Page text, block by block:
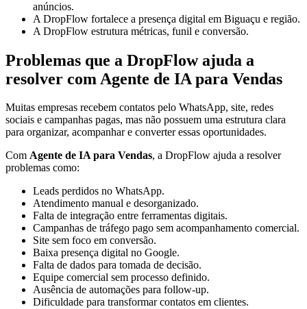
anúncios.
A DropFlow fortalece a presença digital em Biguaçu e região.
A DropFlow estrutura métricas, funil e conversão.
Problemas que a DropFlow ajuda a
resolver com Agente de IA para Vendas
Muitas empresas recebem contatos pelo WhatsApp, site, redes
sociais e campanhas pagas, mas não possuem uma estrutura clara
para organizar, acompanhar e converter essas oportunidades.
Com Agente de IA para Vendas, a DropFlow ajuda a resolver
problemas como:
Leads perdidos no WhatsApp.
Atendimento manual e desorganizado.
Falta de integração entre ferramentas digitais.
Campanhas de tráfego pago sem acompanhamento comercial.
Site sem foco em conversão.
Baixa presença digital no Google.
Falta de dados para tomada de decisão.
Equipe comercial sem processo definido.
Ausência de automações para follow-up.
Dificuldade para transformar contatos em clientes.